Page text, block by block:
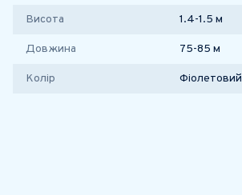
Висота 1.4-1.5 м
Довжина 75-85 м
Колір Фіолетовий